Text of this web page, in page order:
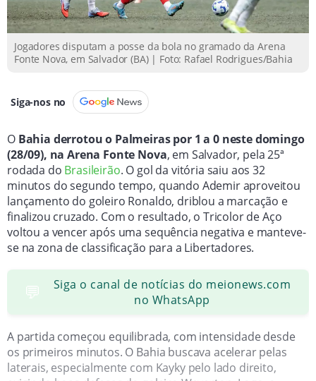
Jogadores disputam a posse da bola no gramado da Arena
Fonte Nova, em Salvador (BA) | Foto: Rafael Rodrigues/Bahia
Siga-nos no
OBahia derrotou o Palmeiras por 1 a 0 neste domingo
(28/09), na Arena Fonte Nova, em Salvador, pela 25ª
rodada do Brasileirão. O gol da vitória saiu aos 32
minutos do segundo tempo, quando Ademir aproveitou
lançamento do goleiro Ronaldo, driblou a marcação e
finalizou cruzado. Com o resultado, o Tricolor de Aço
voltou a vencer após uma sequência negativa e manteve-
se na zona de classificação para a Libertadores.
💬
Siga o canal de notícias do meionews.com
no WhatsApp
A partida começou equilibrada, com intensidade desde
os primeiros minutos. O Bahia buscava acelerar pelas
laterais, especialmente com Kayky pelo lado direito,